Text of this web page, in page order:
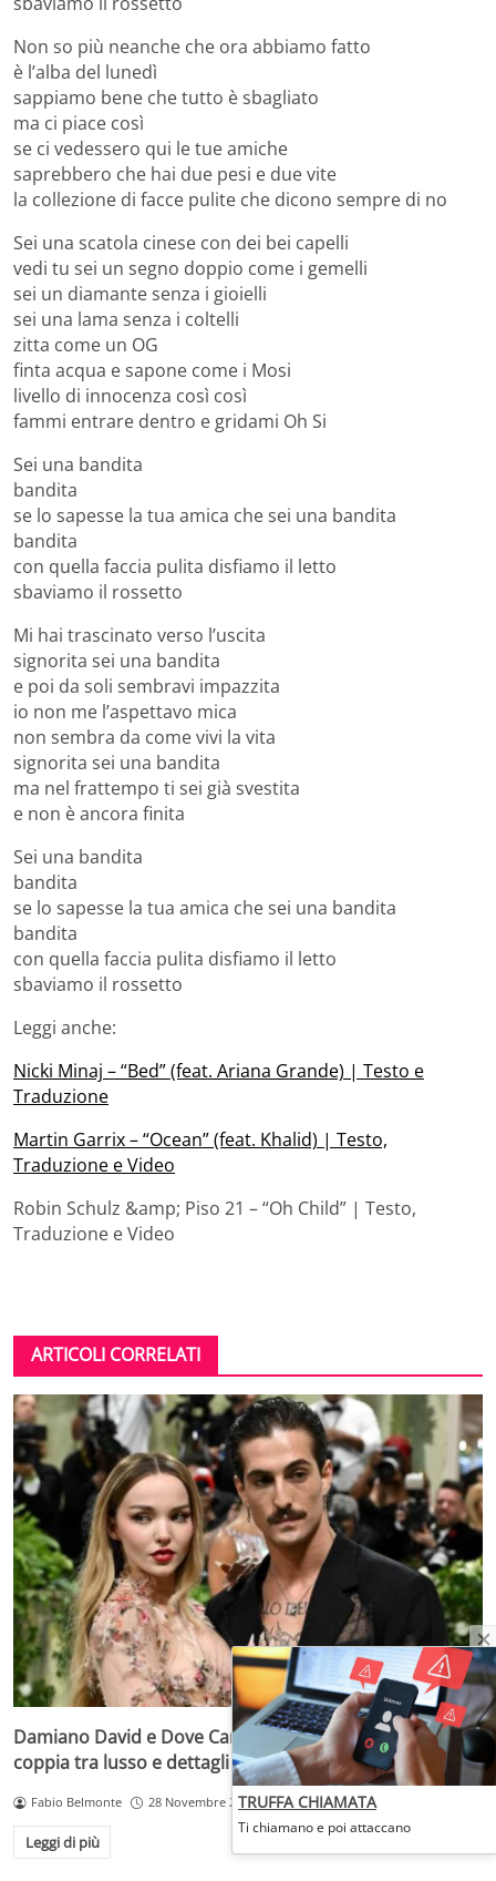
Non so più neanche che ora abbiamo fatto
è l’alba del lunedì
sappiamo bene che tutto è sbagliato
ma ci piace così
se ci vedessero qui le tue amiche
saprebbero che hai due pesi e due vite
la collezione di facce pulite che dicono sempre di no
Sei una scatola cinese con dei bei capelli
vedi tu sei un segno doppio come i gemelli
sei un diamante senza i gioielli
sei una lama senza i coltelli
zitta come un OG
finta acqua e sapone come i Mosi
livello di innocenza così così
fammi entrare dentro e gridami Oh Si
Sei una bandita
bandita
se lo sapesse la tua amica che sei una bandita
bandita
con quella faccia pulita disfiamo il letto
sbaviamo il rossetto
Mi hai trascinato verso l’uscita
signorita sei una bandita
e poi da soli sembravi impazzita
io non me l’aspettavo mica
non sembra da come vivi la vita
signorita sei una bandita
ma nel frattempo ti sei già svestita
e non è ancora finita
Sei una bandita
bandita
se lo sapesse la tua amica che sei una bandita
bandita
con quella faccia pulita disfiamo il letto
sbaviamo il rossetto
Leggi anche:
Nicki Minaj – “Bed” (feat. Ariana Grande) | Testo e
Traduzione
Martin Garrix – “Ocean” (feat. Khalid) | Testo,
Traduzione e Video
Robin Schulz &amp; Piso 21 – “Oh Child” | Testo,
Traduzione e Video
ARTICOLI CORRELATI
Damiano David e Dove Cameron: il loft segreto della
coppia tra lusso e dettagli
Fabio Belmonte 28 Novembre 2025
Leggi di più
TRUFFA CHIAMATA
Ti chiamano e poi attaccano